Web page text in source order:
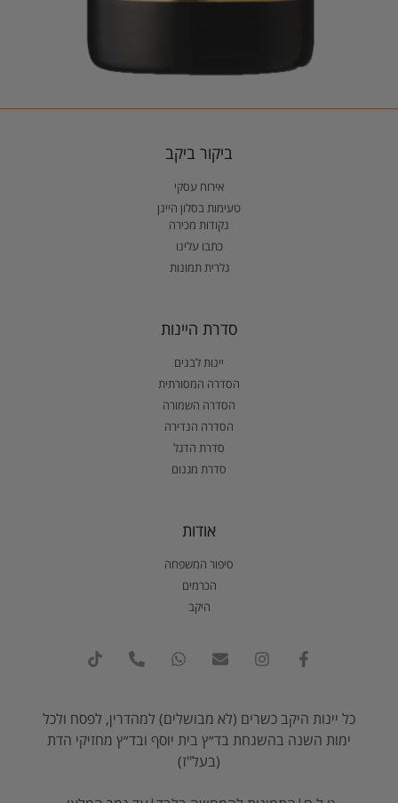
ביקור ביקב
אירוח עסקי
טעימות בסלון היינן
נקודות מכירה
כתבו עלינו
גלרית תמונות
סדרת היינות
יינות לבנים
הסדרה המסורתית
הסדרה השמורה
הסדרה הנדירה
סדרת הדגל
סדרת מגנום
אודות
סיפור המשפחה
הכרמים
היקב
כל יינות היקב כשרים (לא מבושלים) למהדרין, לפסח ולכל
ימות השנה בהשגחת בד״ץ בית יוסף ובד״ץ מחזיקי הדת
(בעל"ז)